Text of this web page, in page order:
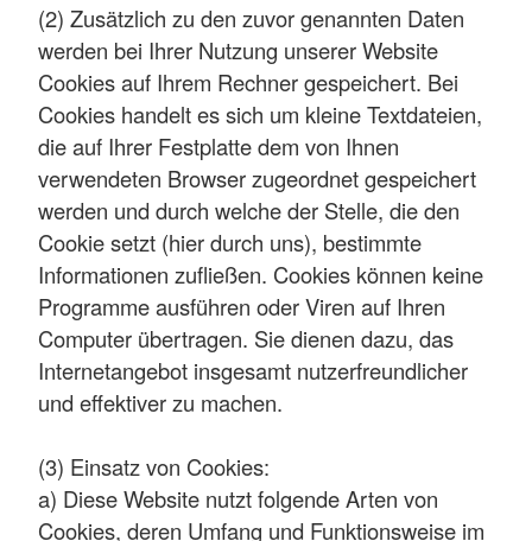
(2) Zusätzlich zu den zuvor genannten Daten
werden bei Ihrer Nutzung unserer Website
Cookies auf Ihrem Rechner gespeichert. Bei
Cookies handelt es sich um kleine Textdateien,
die auf Ihrer Festplatte dem von Ihnen
verwendeten Browser zugeordnet gespeichert
werden und durch welche der Stelle, die den
Cookie setzt (hier durch uns), bestimmte
Informationen zufließen. Cookies können keine
Programme ausführen oder Viren auf Ihren
Computer übertragen. Sie dienen dazu, das
Internetangebot insgesamt nutzerfreundlicher
und effektiver zu machen.
(3) Einsatz von Cookies:
a) Diese Website nutzt folgende Arten von
Cookies, deren Umfang und Funktionsweise im